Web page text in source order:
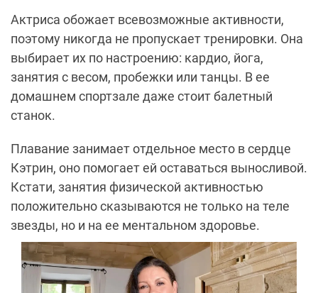
Актриса обожает всевозможные активности,
поэтому никогда не пропускает тренировки. Она
выбирает их по настроению: кардио, йога,
занятия с весом, пробежки или танцы. В ее
домашнем спортзале даже стоит балетный
станок.
Плавание занимает отдельное место в сердце
Кэтрин, оно помогает ей оставаться выносливой.
Кстати, занятия физической активностью
положительно сказываются не только на теле
звезды, но и на ее ментальном здоровье.